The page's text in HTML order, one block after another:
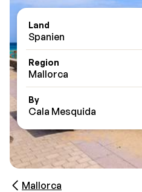
Land
Spanien
Region
Mallorca
By
Cala Mesquida
Mallorca